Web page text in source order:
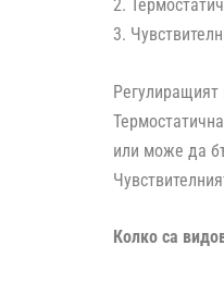
2.
3.
Регулиращият
или може да
Колко са